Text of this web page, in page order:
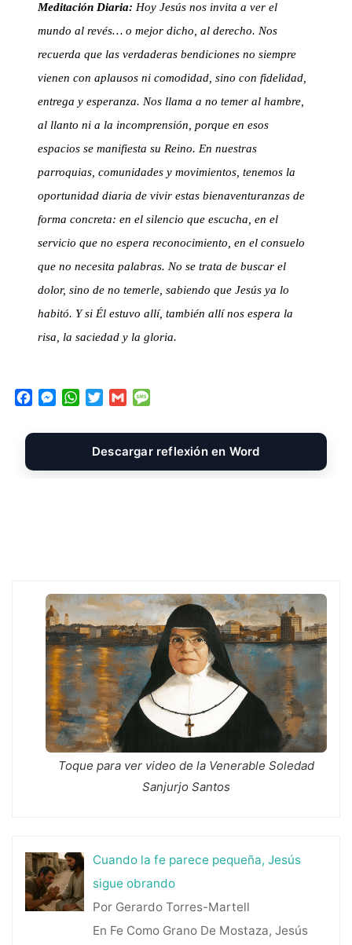
Meditación Diaria: Hoy Jesús nos invita a ver el
mundo al revés… o mejor dicho, al derecho. Nos
recuerda que las verdaderas bendiciones no siempre
vienen con aplausos ni comodidad, sino con fidelidad,
entrega y esperanza. Nos llama a no temer al hambre,
al llanto ni a la incomprensión, porque en esos
espacios se manifiesta su Reino. En nuestras
parroquias, comunidades y movimientos, tenemos la
oportunidad diaria de vivir estas bienaventuranzas de
forma concreta: en el silencio que escucha, en el
servicio que no espera reconocimiento, en el consuelo
que no necesita palabras. No se trata de buscar el
dolor, sino de no temerle, sabiendo que Jesús ya lo
habitó. Y si Él estuvo allí, también allí nos espera la
risa, la saciedad y la gloria.
c
b
M
s
e
W
a
s
i
t
t
G
a
i
l
s
s
a
Descargar reflexión en Word
Toque para ver video de la Venerable Soledad
Sanjurjo Santos
Cuando la fe parece pequeña, Jesús
sigue obrando
Por Gerardo Torres-Martell
En Fe Como Grano De Mostaza, Jesús